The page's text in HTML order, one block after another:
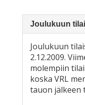
Joulukuun
Joulukuun
2.12.2009.
molempiin
koska VRL
tauon jälkeen